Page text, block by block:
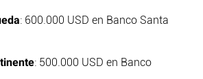
: 600.000 USD en Banco Santa
: 500.000 USD en Banco